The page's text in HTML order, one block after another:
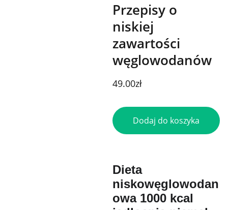
Przepisy o
niskiej
zawartości
węglowodanów
49.00zł
Dodaj do koszyka
Dieta
niskowęglowodan
owa 1000 kcal